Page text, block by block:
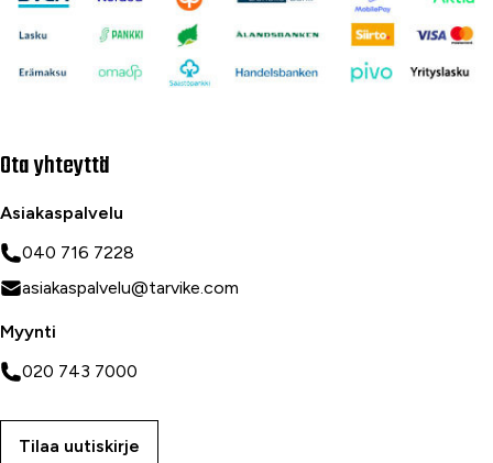
Ota yhteyttä
Asiakaspalvelu
040 716 7228
asiakaspalvelu@tarvike.com
Myynti
020 743 7000
Tilaa uutiskirje